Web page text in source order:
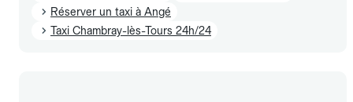
Réserver un taxi à Angé
Taxi Chambray-lès-Tours 24h/24